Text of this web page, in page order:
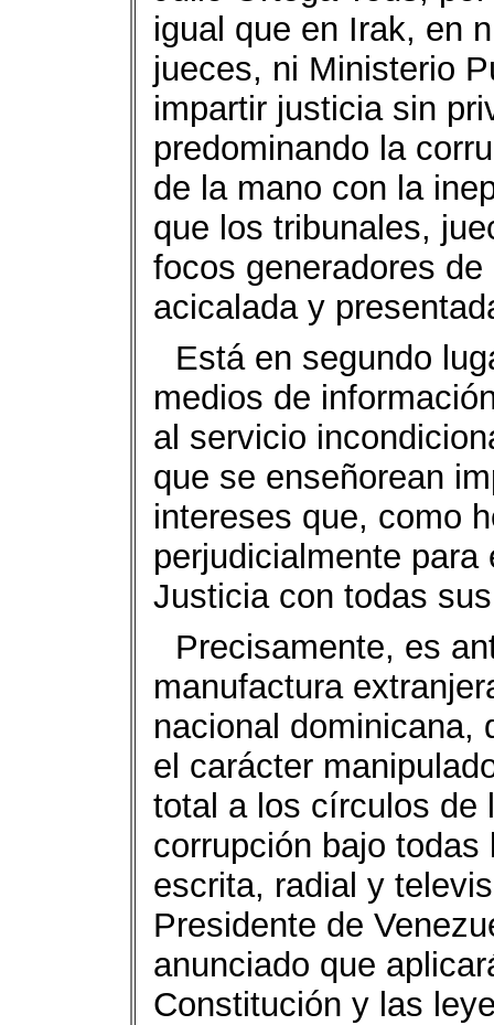
igual que en Irak, en
jueces, ni Ministerio
impartir justicia sin
predominando la
de la mano con la
que los tribunales,
focos generadores
acicalada y
Está en segundo
medios de
al servicio
que se enseñorean
intereses que, como
perjudicialmente
Justicia con todas
Precisamente, es
manufactura
nacional dominicana,
el carácter
total a los círculos de
corrupción bajo
escrita, radial y
Presidente de
anunciado que
Constitución y las